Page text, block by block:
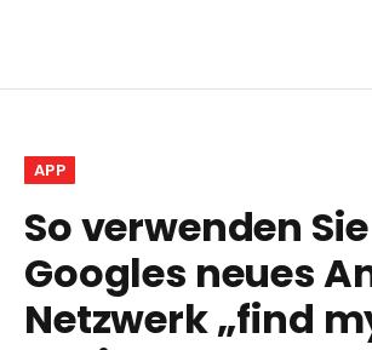
APP
So verwenden Sie
Googles neues
Netzwerk „find